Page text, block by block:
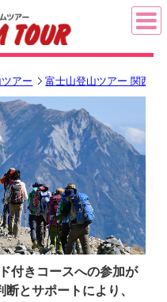
アー 富士山登山ツアー 関西発
付きコースへの参加が
とサポートにより、